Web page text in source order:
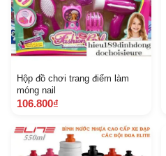
Hộp đồ chơi trang điểm làm
móng nail
106.800₫